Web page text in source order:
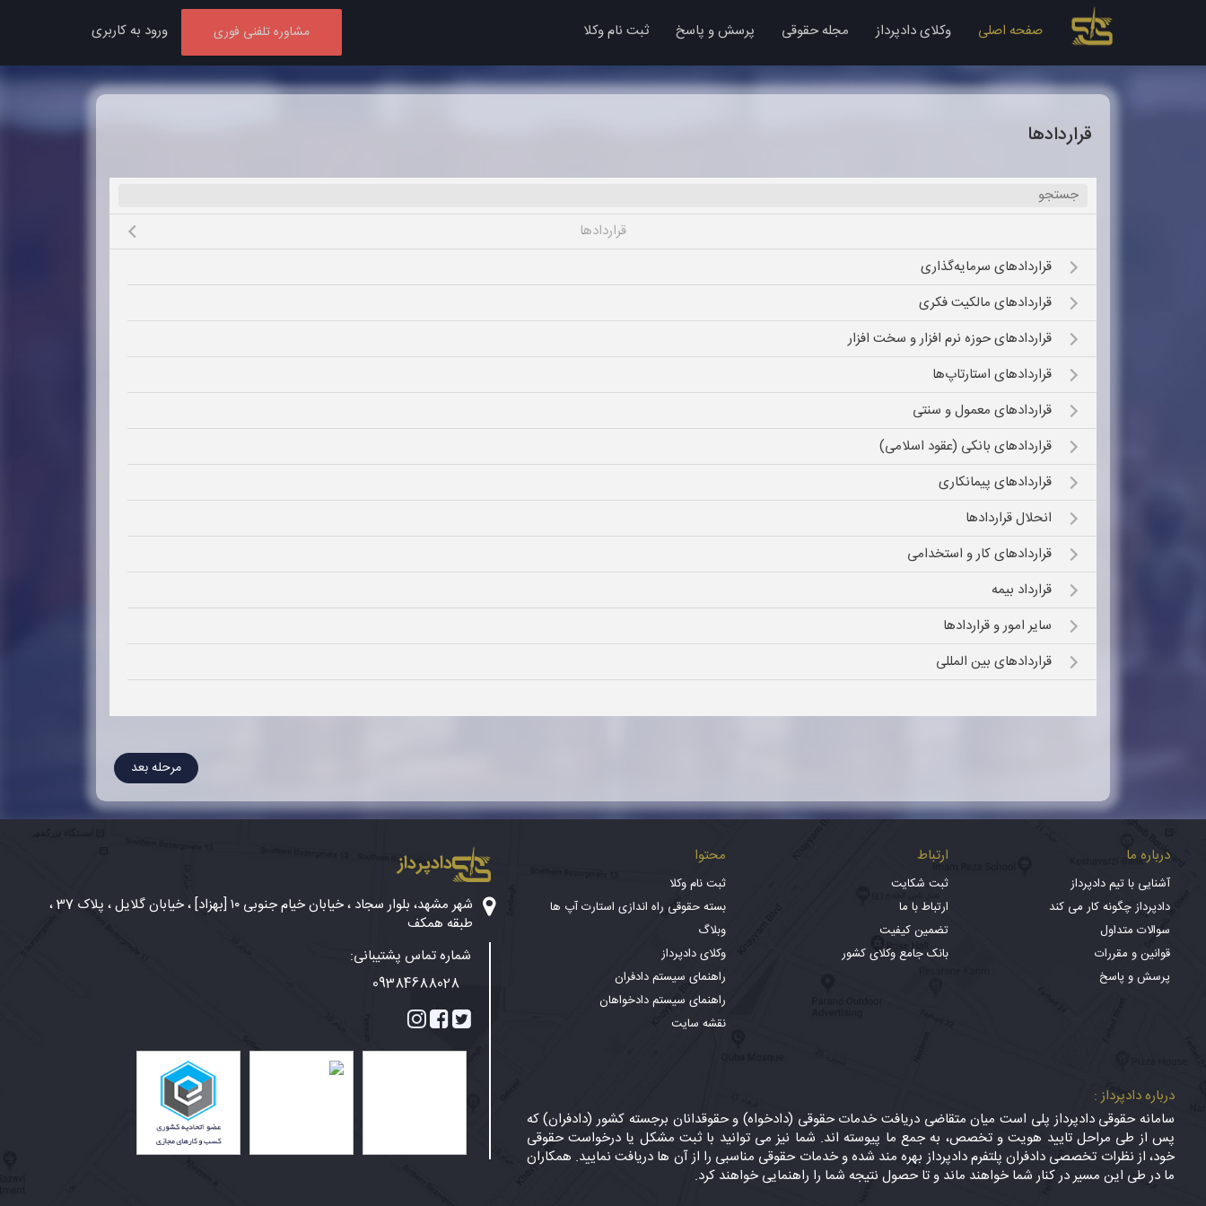
صفحه اصلی وکلای دادپرداز مجله حقوقی پرسش و پاسخ ثبت نام وکلا مشاوره تلفنی فوری ورود به کاربری
قراردادها
قراردادها
Open submenu (قراردادهای سرمایه‌گذاری)
قراردادهای سرمایه‌گذاری
Open submenu (قراردادهای مالکیت فکری)
قراردادهای مالکیت فکری
Open submenu (قراردادهای حوزه نرم‌ ‌افزار و سخت افزار)
قراردادهای حوزه نرم‌ ‌افزار و سخت افزار
Open submenu (قراردادهای استارتاپ‌ها)
قراردادهای استارتاپ‌ها
Open submenu (قراردادهای معمول و سنتی)
قراردادهای معمول و سنتی
Open submenu (قراردادهای بانکی (عقود اسلامی))
قراردادهای بانکی (عقود اسلامی)
Open submenu (قراردادهای پیمانکاری)
قراردادهای پیمانکاری
Open submenu (انحلال قراردادها)
انحلال قراردادها
Open submenu (قراردادهای کار و استخدامی)
قراردادهای کار و استخدامی
Open submenu (قرارداد بیمه)
قرارداد بیمه
Open submenu (سایر امور و قراردادها)سایر امور و قراردادها
Open submenu (قراردادهای بین المللی)
قراردادهای بین المللی
مرحله بعد
درباره ما
آشنایی با تیم دادپرداز
دادپرداز چگونه کار می کند
سوالات متداول
قوانین و مقررات
پرسش و پاسخ
ارتباط
ثبت شکایت
ارتباط با ما
تضمین کیفیت
بانک جامع وکلای کشور
محتوا
ثبت نام وکلا
بسته حقوقی راه اندازی استارت آپ ها
وبلاگ
وکلای دادپرداز
راهنمای سیستم دادفران
راهنمای سیستم دادخواهان
نقشه سایت
درباره دادپرداز :
سامانه حقوقی دادپرداز پلی است میان متقاضی دریافت خدمات حقوقی (دادخواه) و حقوقدانان برجسته کشور (دادفران) که
پس از طی مراحل تایید هویت و تخصص، به جمع ما پیوسته اند. شما نیز می توانید با ثبت مشکل یا درخواست حقوقی
خود، از نظرات تخصصی دادفران پلتفرم دادپرداز بهره مند شده و خدمات حقوقی مناسبی را از آن ها دریافت نمایید. همکاران
ما در طی این مسیر در کنار شما خواهند ماند و تا حصول نتیجه شما را راهنمایی خواهند کرد.
دادپرداز
شهر مشهد، بلوار سجاد ، خیابان خیام جنوبی ۱۰ [بهزاد] ، خیابان گلایل ، پلاک 37 ،
طبقه همکف
شماره تماس پشتیبانی:
09384688028